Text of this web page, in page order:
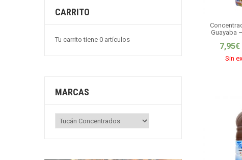
CARRITO
Tu carrito tiene 0 artículos
MARCAS
Guayaba
7,95€
Sin